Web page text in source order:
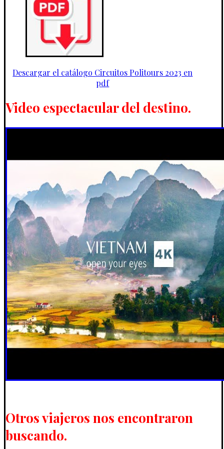
Descargar el catálogo Circuitos Politours 2023 en
pdf
Video espectacular del destino.
Otros viajeros nos encontraron
buscando.